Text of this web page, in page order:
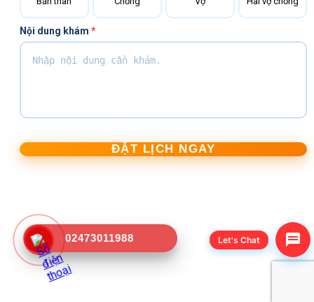
02473011988
Nội dung khám *
ĐẶT LỊCH NGAY
Let's Chat